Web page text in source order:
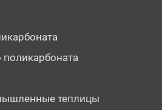
теплицы